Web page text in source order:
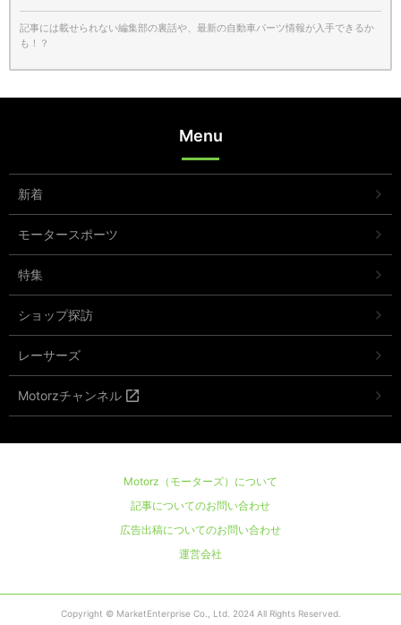
記事には載せられない編集部の裏話や、最新の自動車パーツ情報が入手できるか
も！？
Menu
新着
モータースポーツ
特集
ショップ探訪
レーサーズ
Motorzチャンネル
Motorz（モーターズ）について
記事についてのお問い合わせ
広告出稿についてのお問い合わせ
運営会社
Copyright © MarketEnterprise Co., Ltd. 2024 All Rights Reserved.